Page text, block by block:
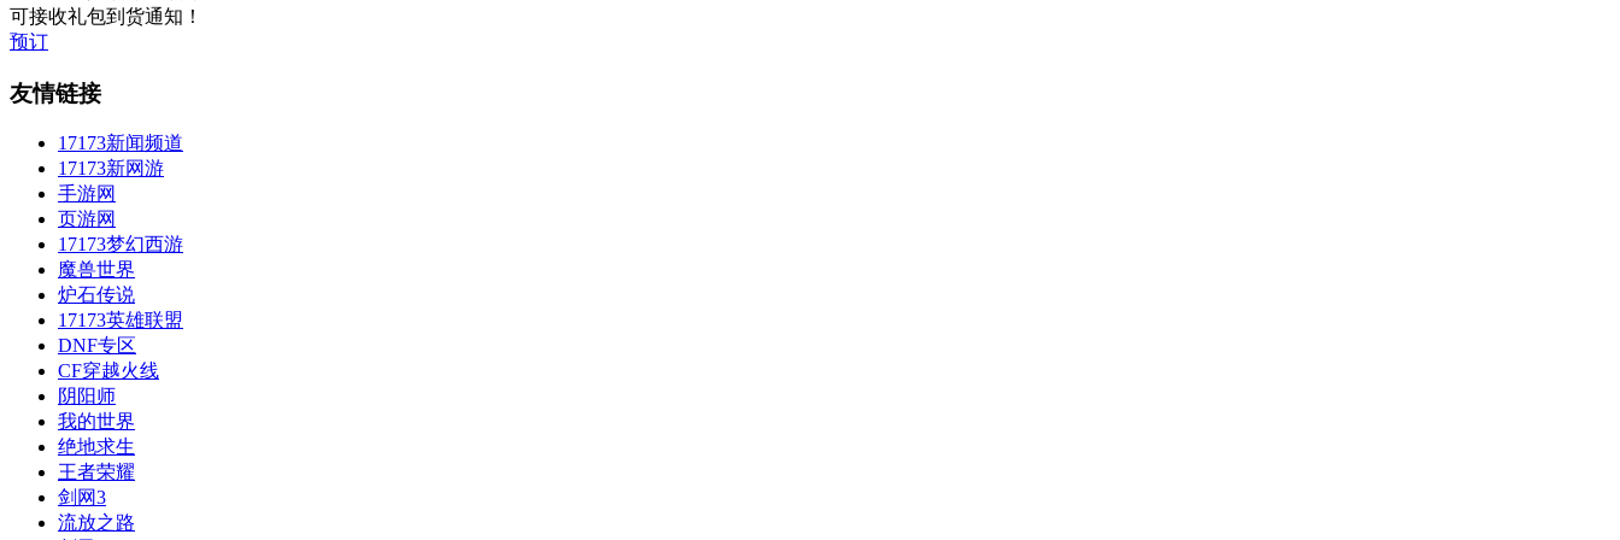
可接收礼包到货通知！
预订
友情链接
17173新闻频道
17173新网游
手游网
页游网
17173梦幻西游
魔兽世界
炉石传说
17173英雄联盟
DNF专区
CF穿越火线
阴阳师
我的世界
绝地求生
王者荣耀
剑网3
流放之路